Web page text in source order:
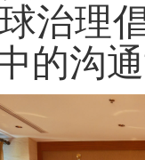
治理
的沟